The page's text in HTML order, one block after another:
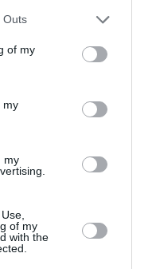
Outs
of my
my
my
of my
with the